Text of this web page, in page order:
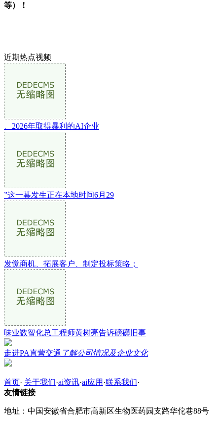
等）！
近期热点视频
、2026年取得暴利的AI企业
”这一幕发生正在本地时间6月29
发觉商机、拓展客户、制定投标策略；
味业数智化总工程师黄树亮告诉磅礴旧事
走进PA直营交通 了解公司情况及企业文化
首页· 关于我们·ai资讯·ai应用 ·联系我们·
友情链接
地址：中国安徽省合肥市高新区生物医药园支路华佗巷88号